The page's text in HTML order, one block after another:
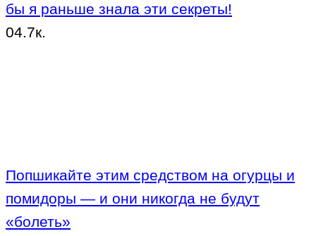
бы я раньше знала эти секреты!
04.7к.
Попшикайте этим средством на огурцы и
помидоры — и они никогда не будут
«болеть»